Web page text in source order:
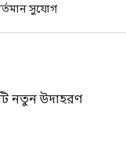
সুযোগ
নতুন উদাহরণ